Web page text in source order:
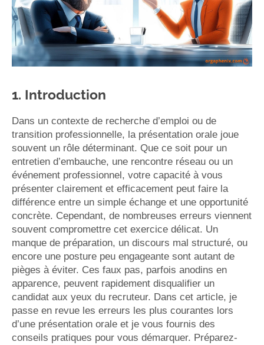
1. Introduction
Dans un contexte de recherche d’emploi ou de
transition professionnelle, la présentation orale joue
souvent un rôle déterminant. Que ce soit pour un
entretien d’embauche, une rencontre réseau ou un
événement professionnel, votre capacité à vous
présenter clairement et efficacement peut faire la
différence entre un simple échange et une opportunité
concrète. Cependant, de nombreuses erreurs viennent
souvent compromettre cet exercice délicat. Un
manque de préparation, un discours mal structuré, ou
encore une posture peu engageante sont autant de
pièges à éviter. Ces faux pas, parfois anodins en
apparence, peuvent rapidement disqualifier un
candidat aux yeux du recruteur. Dans cet article, je
passe en revue les erreurs les plus courantes lors
d’une présentation orale et je vous fournis des
conseils pratiques pour vous démarquer. Préparez-